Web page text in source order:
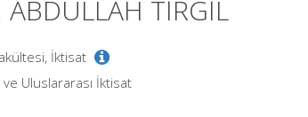
TİRGİL
İktisat
Uluslararası İktisat